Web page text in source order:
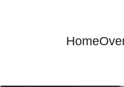
Home